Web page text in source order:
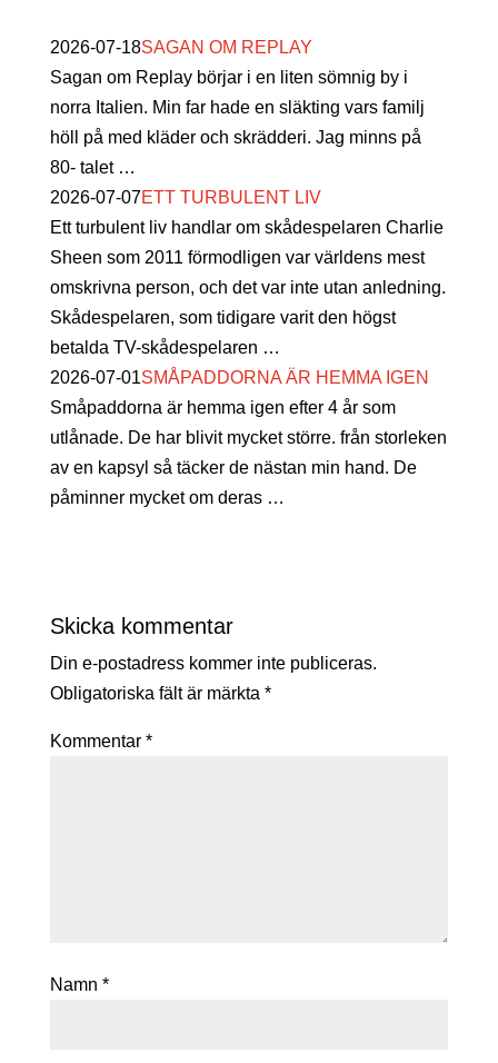
2026-07-18SAGAN OM REPLAY
Sagan om Replay börjar i en liten sömnig by i
norra Italien. Min far hade en släkting vars familj
höll på med kläder och skrädderi. Jag minns på
80- talet …
2026-07-07ETT TURBULENT LIV
Ett turbulent liv handlar om skådespelaren Charlie
Sheen som 2011 förmodligen var världens mest
omskrivna person, och det var inte utan anledning.
Skådespelaren, som tidigare varit den högst
betalda TV-skådespelaren …
2026-07-01SMÅPADDORNA ÄR HEMMA IGEN
Småpaddorna är hemma igen efter 4 år som
utlånade. De har blivit mycket större. från storleken
av en kapsyl så täcker de nästan min hand. De
påminner mycket om deras …
Skicka kommentar
Din e-postadress kommer inte publiceras.
Obligatoriska fält är märkta *
Kommentar *
Namn *